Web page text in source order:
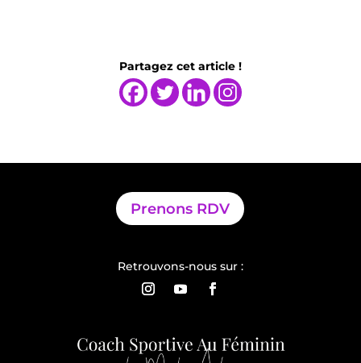
Partagez cet article !
Prenons RDV
Retrouvons-nous sur :